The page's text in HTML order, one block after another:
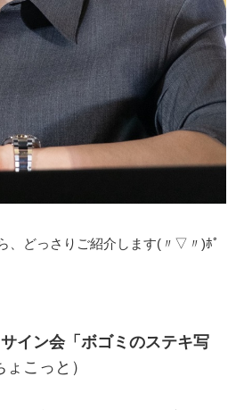
、どっさりご紹介します(〃▽〃)ﾎﾟ
イン会「ボゴミのステキ写
ょこっと）